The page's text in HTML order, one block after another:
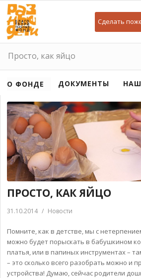
Сделать
Просто, как яйцо
О ФОНДЕ ДОКУМЕНТЫ
ПРОСТО, КАК ЯЙЦО
31.10.2014 / Новости
Помните, как в детстве, мы с
можно будет порыскать в бабушкином
платья, или в папиных инструментах –
– это сколько всего разобрать можно и
устройства! Думаю, сейчас родители